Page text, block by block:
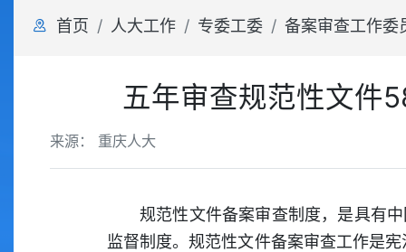
首页 人大工作 专委工委 备案审查工作委
五年审查规范性文件
来源： 重庆人大
规范性文件备案审查制度，是具有
监督制度。规范性文件备案审查工作是